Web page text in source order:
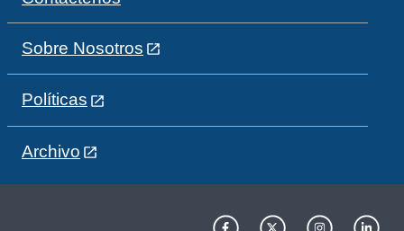
Sobre Nosotros
Políticas
Archivo